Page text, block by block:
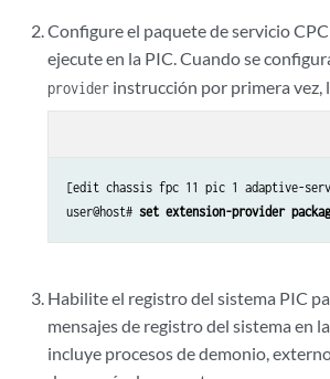
Configure el paquete de servicio
ejecute en la PIC. Cuando se
provider instrucción por primera vez,
[edit chassis fpc 11 pic 1 adaptive-
user@host# set extension-provider
Habilite el registro del sistema PIC
mensajes de registro del sistema en
incluye procesos de demonio,